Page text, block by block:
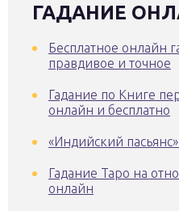
ГАДАНИЕ
Бесплатное онлайн
правдивое и точное
Гадание по Книге
онлайн и бесплатно
«Индийский
Гадание Таро на
онлайн